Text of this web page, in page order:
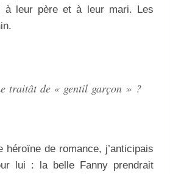
à leur père et à leur mari. Les
traitât de « gentil garçon » ?
de romance, j’anticipais
lui : la belle Fanny prendrait